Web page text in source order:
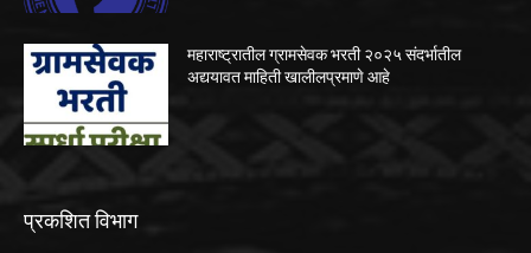
महाराष्ट्रातील ग्रामसेवक भरती २०२५ संदर्भातील
अद्ययावत माहिती खालीलप्रमाणे आहे
प्रकशित विभाग